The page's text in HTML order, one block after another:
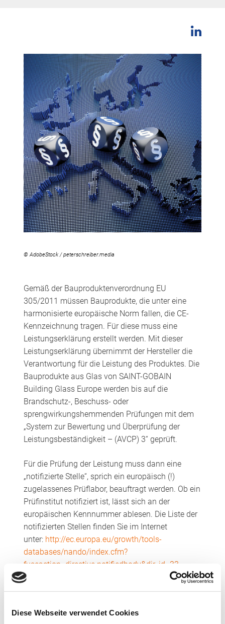
Diese Webseite verwendet Cookies
© AdobeStock / peterschreiber.media
Gemäß der Bauproduktenverordnung EU
305/2011 müssen Bauprodukte, die unter eine
harmonisierte europäische Norm fallen, die CE-
Kennzeichnung tragen. Für diese muss eine
Leistungserklärung erstellt werden. Mit dieser
Leistungserklärung übernimmt der Hersteller die
Verantwortung für die Leistung des Produktes. Die
Bauprodukte aus Glas von SAINT-GOBAIN
Building Glass Europe werden bis auf die
Brandschutz-, Beschuss- oder
sprengwirkungshemmenden Prüfungen mit dem
„System zur Bewertung und Überprüfung der
Leistungsbeständigkeit – (AVCP) 3“ geprüft.
Für die Prüfung der Leistung muss dann eine
„notifizierte Stelle“, sprich ein europäisch (!)
zugelassenes Prüflabor, beauftragt werden. Ob ein
Prüfinstitut notifiziert ist, lässt sich an der
europäischen Kennnummer ablesen. Die Liste der
notifizierten Stellen finden Sie im Internet
unter: http://ec.europa.eu/growth/tools-
databases/nando/index.cfm?
fuseaction=directive.notifiedbody&dir_id=33
europäisch notifizierten Prüfstellen zur Verfügung,